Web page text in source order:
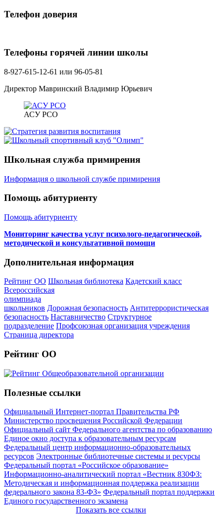
Телефон доверия
Телефоны горячей линии школы
8-927-615-12-61 или 96-05-81
Директор Мавринский Владимир Юрьевич
АСУ РСО
Школьная служба примирения
Информация о школьной службе примирения
Помощь абитуриенту
Помощь абитуриенту
Мониторинг качества услуг психолого-педагогической,
методической и консультативной помощи
Дополнительная информация
Рейтинг ОО Школьная библиотека Кадетский класс
Всероссийская
олимпиада
школьников Дорожная безопасность Антитеррористическая
безопасность Наставничество Структурное
подразделение Профсоюзная организация учреждения
Страница директора
Рейтинг ОО
Полезные ссылки
Официальный Интернет-портал Правительства РФ
Министерство просвещения Российской Федерации
Официальный сайт Федерального агентства по образованию
Единое окно доступа к образовательным ресурсам
Федеральный центр информационно-образовательных
ресурсов Электронные библиотечные системы и ресурсы
Федеральный портал «Российское образование»
Информационно-аналитический портал «Вестник 830ФЗ:
Методическая и информационная поддержка реализации
федерального закона 83-ФЗ» Федеральный портал поддержки
Единого государственного экзамена
Показать все ссылки